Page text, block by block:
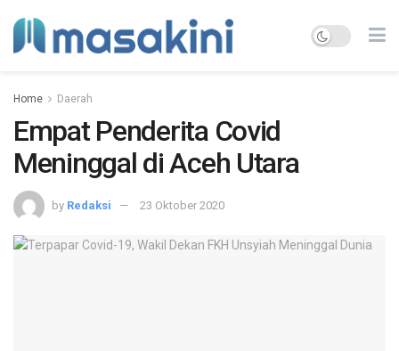
Home Daerah
Empat Penderita Covid
Meninggal di Aceh Utara
by Redaksi 23 Oktober 2020